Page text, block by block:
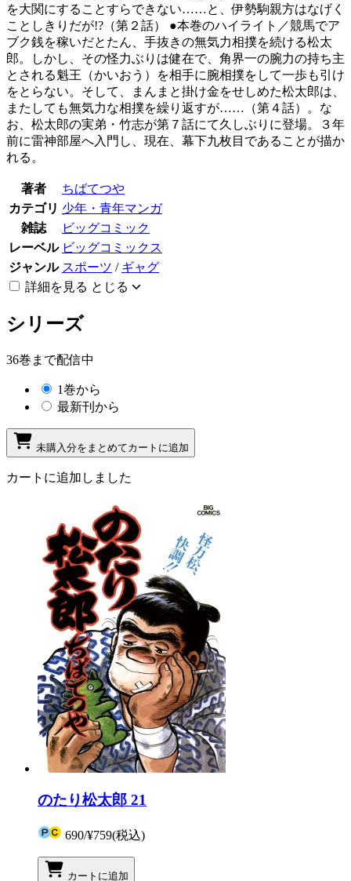
を大関にすることすらできない……と、伊勢駒親方はなげく
ことしきりだが!?（第２話） ●本巻のハイライト／競馬でア
ブク銭を稼いだとたん、手抜きの無気力相撲を続ける松太
郎。しかし、その怪力ぶりは健在で、角界一の腕力の持ち主
とされる魁王（かいおう）を相手に腕相撲をして一歩も引け
をとらない。そして、まんまと掛け金をせしめた松太郎は、
またしても無気力な相撲を繰り返すが……（第４話）。な
お、松太郎の実弟・竹志が第７話にて久しぶりに登場。３年
前に雷神部屋へ入門し、現在、幕下九枚目であることが描か
れる。
著者
ちばてつや
カテゴリ 少年・青年マンガ
雑誌
ビッグコミック
レーベル ビッグコミックス
ジャンル スポーツ / ギャグ
詳細を見る とじる
シリーズ
36巻まで配信中
1巻から
最新刊から
未購入分をまとめてカートに追加
カートに追加しました
のたり松太郎 21
690/¥759(税込)
カートに追加